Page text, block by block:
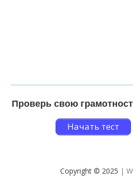
Проверь свою
Начать тест
Copyright © 2025 |